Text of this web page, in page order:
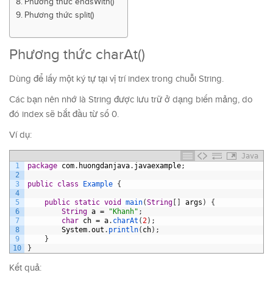
Phương thức split()
Phương thức charAt()
Dùng để lấy một ký tự tại vị trí index trong chuỗi String.
Các bạn nên nhớ là String được lưu trữ ở dạng biến mảng, do
đó index sẽ bắt đầu từ số 0.
Ví dụ:
Java
1
2
3
4
5
6
7
8
9
10
package com. huongdanjava. javaexample;
public class Example {
public static void main(String [ ] args )
{
String a = "Khanh" ;
char ch = a. charAt ( 2) ;
System.out . println( ch) ;
}
}
Kết quả: